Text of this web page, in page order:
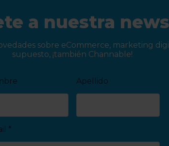
a nuestra
sobre eCommerce, marketing
supuesto, ¡también Channable!
Apellido
*